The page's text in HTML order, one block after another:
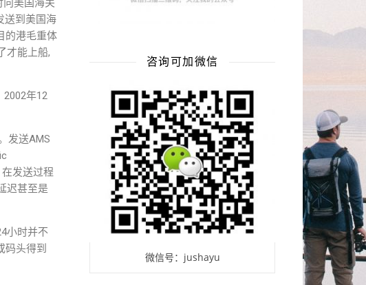
美国海关
送到美国海
的港毛重体
才能上船,
2002年12
发送AMS
发送过程
迟甚至是
小时并不
码头得到
咨询可加微信
微信号：jushayu